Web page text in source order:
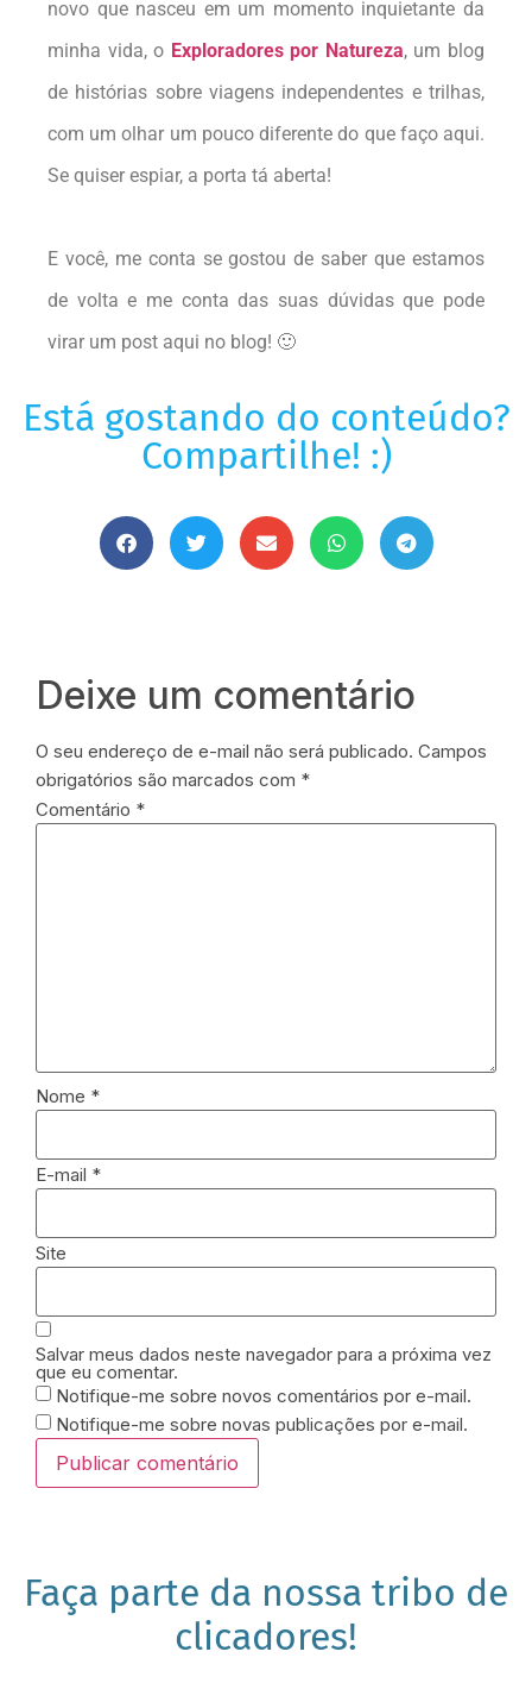
novo que nasceu em um momento inquietante da
minha vida, o Exploradores por Natureza, um blog
de histórias sobre viagens independentes e trilhas,
com um olhar um pouco diferente do que faço aqui.
Se quiser espiar, a porta tá aberta!
E você, me conta se gostou de saber que estamos
de volta e me conta das suas dúvidas que pode
virar um post aqui no blog! 🙂
Está gostando do conteúdo?
Compartilhe! :)
Deixe um comentário
O seu endereço de e-mail não será publicado. Campos
obrigatórios são marcados com *
Comentário *
Nome *
E-mail *
Site
Salvar meus dados neste navegador para a próxima vez
que eu comentar.
Notifique-me sobre novos comentários por e-mail.
Notifique-me sobre novas publicações por e-mail.
Faça parte da nossa tribo de
clicadores!